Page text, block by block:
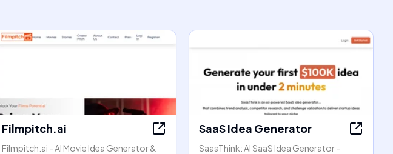
Filmpitch.ai
Filmpitch.ai - AI Movie Idea Generator &
SaaS Idea Generator
SaasThink: AI SaaS Idea Generator -